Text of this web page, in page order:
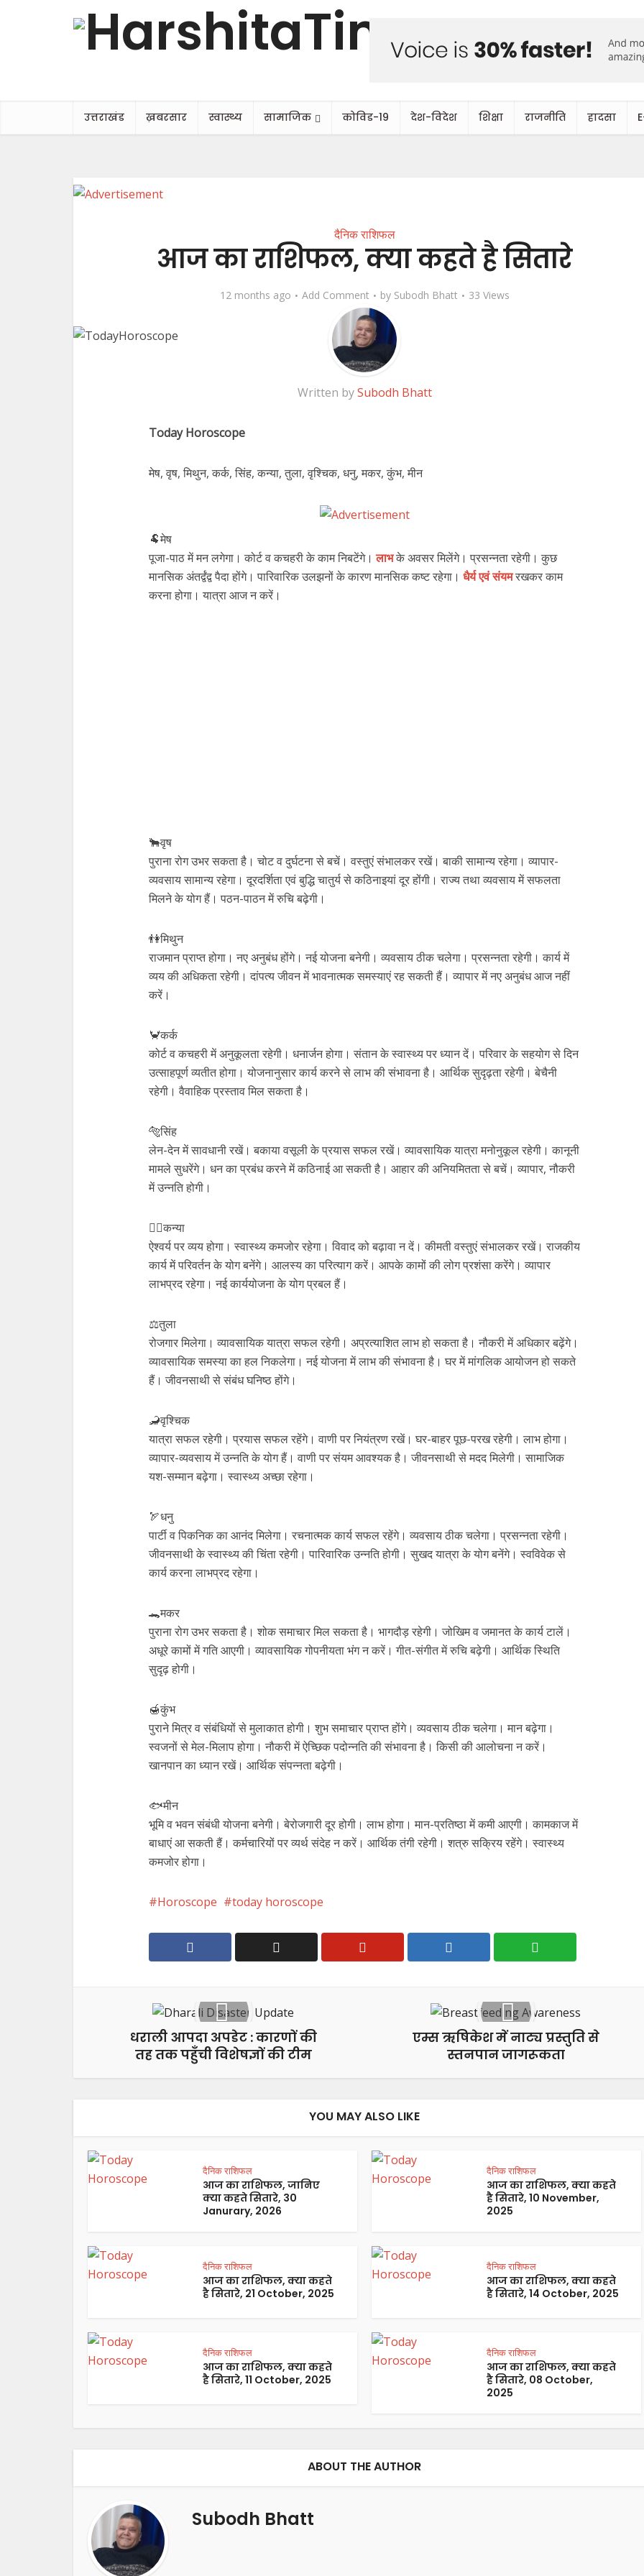
उत्तराखंड ख़बरसार स्वास्थ्य सामाजिक कोविड-19 देश-विदेश शिक्षा राजनीति हादसा
दैनिक राशिफल
आज का राशिफल, क्या कहते है सितारे
12 months ago Add Comment by Subodh Bhatt 33 Views
Written bySubodh Bhatt
Today Horoscope
मेष, वृष, मिथुन, कर्क, सिंह, कन्या, तुला, वृश्चिक, धनु, मकर, कुंभ, मीन
🐏मेष
पूजा-पाठ में मन लगेगा। कोर्ट व कचहरी के काम निबटेंगे।लाभके अवसर मिलेंगे। प्रसन्नता रहेगी। कुछ
मानसिक अंतर्द्वंद्व पैदा होंगे। पारिवारिक उलझनों के कारण मानसिक कष्ट रहेगा। धैर्य एवं संयमरखकर काम
करना होगा। यात्रा आज न करें।
🐂वृष
पुराना रोग उभर सकता है। चोट व दुर्घटना से बचें। वस्तुएं संभालकर रखें। बाकी सामान्य रहेगा। व्यापार-
व्यवसाय सामान्य रहेगा। दूरदर्शिता एवं बुद्धि चातुर्य से कठिनाइयां दूर होंगी। राज्य तथा व्यवसाय में सफलता
मिलने के योग हैं। पठन-पाठन में रुचि बढ़ेगी।
👫मिथुन
राजमान प्राप्त होगा। नए अनुबंध होंगे। नई योजना बनेगी। व्यवसाय ठीक चलेगा। प्रसन्नता रहेगी। कार्य में
व्यय की अधिकता रहेगी। दांपत्य जीवन में भावनात्मक समस्याएं रह सकती हैं। व्यापार में नए अनुबंध आज नहीं
करें।
🦀कर्क
कोर्ट व कचहरी में अनुकूलता रहेगी। धनार्जन होगा। संतान के स्वास्थ्य पर ध्यान दें। परिवार के सहयोग से दिन
उत्साहपूर्ण व्यतीत होगा। योजनानुसार कार्य करने से लाभ की संभावना है। आर्थिक सुदृढ़ता रहेगी। बेचैनी
रहेगी। वैवाहिक प्रस्ताव मिल सकता है।
🐅सिंह
लेन-देन में सावधानी रखें। बकाया वसूली के प्रयास सफल रखें। व्यावसायिक यात्रा मनोनुकूल रहेगी। कानूनी
मामले सुधरेंगे। धन का प्रबंध करने में कठिनाई आ सकती है। आहार की अनियमितता से बचें। व्यापार, नौकरी
में उन्नति होगी।
🙍‍♀️कन्या
ऐश्वर्य पर व्यय होगा। स्वास्थ्‍य कमजोर रहेगा। विवाद को बढ़ावा न दें। कीमती वस्तुएं संभालकर रखें। राजकीय
कार्य में परिवर्तन के योग बनेंगे। आलस्य का परित्याग करें। आपके कामों की लोग प्रशंसा करेंगे। व्यापार
लाभप्रद रहेगा। नई कार्ययोजना के योग प्रबल हैं।
⚖️तुला
रोजगार मिलेगा। व्यावसायिक यात्रा सफल रहेगी। अप्रत्याशित लाभ हो सकता है। नौकरी में अधिकार बढ़ेंगे।
व्यावसायिक समस्या का हल निकलेगा। नई योजना में लाभ की संभावना है। घर में मांगलिक आयोजन हो सकते
हैं। जीवनसाथी से संबंध घनिष्ठ होंगे।
🦂वृश्चिक
यात्रा सफल रहेगी। प्रयास सफल रहेंगे। वाणी पर नियंत्रण रखें। घर-बाहर पूछ-परख रहेगी। लाभ होगा।
व्यापार-व्यवसाय में उन्नति के योग हैं। वाणी पर संयम आवश्यक है। जीवनसाथी से मदद मिलेगी। सामाजिक
यश-सम्मान बढ़ेगा। स्वास्थ्य अच्छा रहेगा।
🏹धनु
पार्टी व पिकनिक का आनंद मिलेगा। रचनात्मक कार्य सफल रहेंगे। व्यवसाय ठीक चलेगा। प्रसन्नता रहेगी।
जीवनसाथी के स्वास्थ्य की चिंता रहेगी। पारिवारिक उन्नति होगी। सुखद यात्रा के योग बनेंगे। स्वविवेक से
कार्य करना लाभप्रद रहेगा।
🐊मकर
पुराना रोग उभर सकता है। शोक समाचार मिल सकता है। भागदौड़ रहेगी। जोखिम व जमानत के कार्य टालें।
अधूरे कामों में गति आएगी। व्यावसायिक गोपनीयता भंग न करें। गीत-संगीत में रुचि बढ़ेगी। आर्थिक स्थिति
सुदृढ़ होगी।
🍯कुंभ
पुराने मित्र व संबंधियों से मुलाकात होगी। शुभ समाचार प्राप्त होंगे। व्यवसाय ठीक चलेगा। मान बढ़ेगा।
स्वजनों से मेल-मिलाप होगा। नौकरी में ऐच्छिक पदोन्नति की संभावना है। किसी की आलोचना न करें।
खानपान का ध्यान रखें। आर्थिक संपन्नता बढ़ेगी।
🐟मीन
भूमि व भवन संबंधी योजना बनेगी। बेरोजगारी दूर होगी। लाभ होगा। मान-प्रतिष्ठा में कमी आएगी। कामकाज में
बाधाएं आ सकती हैं। कर्मचारियों पर व्यर्थ संदेह न करें। आर्थिक तंगी रहेगी। शत्रु सक्रिय रहेंगे। स्वास्थ्य
कमजोर होगा।
Horoscope today horoscope
धराली आपदा अपडेट : कारणों की
तह तक पहुँची विशेषज्ञों की टीम
एम्स ऋषिकेश में नाट्य प्रस्तुति से
स्तनपान जागरूकता
YOU MAY ALSO LIKE
दैनिक राशिफल
आज का राशिफल, जानिए
क्या कहते सितारे, 30
Janurary, 2026
दैनिक राशिफल
आज का राशिफल, क्या कहते
है सितारे, 10 November,
2025
दैनिक राशिफल
आज का राशिफल, क्या कहते
है सितारे, 21 October, 2025
दैनिक राशिफल
आज का राशिफल, क्या कहते
है सितारे, 14 October, 2025
दैनिक राशिफल
आज का राशिफल, क्या कहते
है सितारे, 11 October, 2025
दैनिक राशिफल
आज का राशिफल, क्या कहते
है सितारे, 08 October,
2025
ABOUT THE AUTHOR
Subodh Bhatt